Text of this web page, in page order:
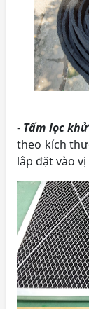
- Tấm lọc
theo kích
lắp đặt vào